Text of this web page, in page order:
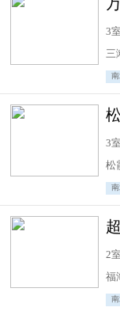
3
三
3
松
2
福